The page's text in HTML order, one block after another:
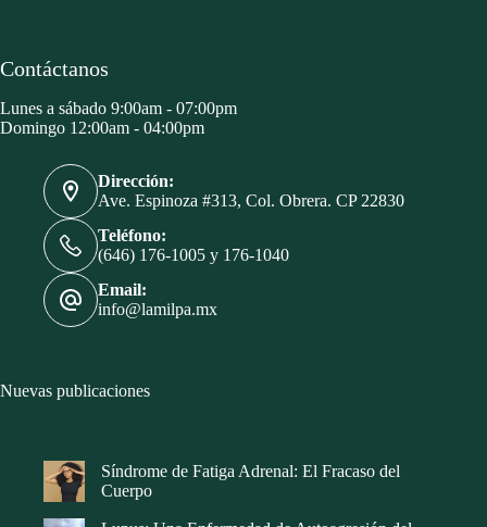
Contáctanos
Lunes a sábado 9:00am - 07:00pm
Domingo 12:00am - 04:00pm
Dirección:
Ave. Espinoza #313, Col. Obrera. CP 22830
Teléfono:
(646) 176-1005 y 176-1040
Email:
info@lamilpa.mx
Nuevas publicaciones
Síndrome de Fatiga Adrenal: El Fracaso del
Cuerpo